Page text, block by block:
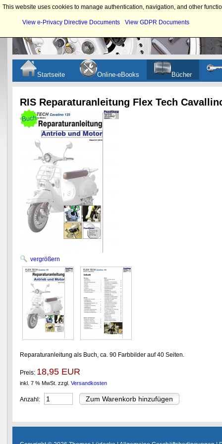
Startseite Online-eBooks Bücher
RIS Reparaturanleitung Flex Tech
vergrößern
Reparaturanleitung als Buch, ca. 90 Farbbilder auf 40 Seiten.
Preis: 18,95 EUR
inkl. 7 % MwSt. zzgl. Versandkosten
Anzahl:
This website uses cookies to manage authentication, navigation, and other
View e-Privacy Directive Documents View GDPR Documents